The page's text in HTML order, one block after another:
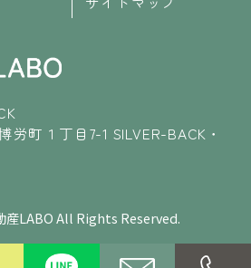
労町１丁目7-1 SILVER-BACK・
LABO All Rights Reserved.